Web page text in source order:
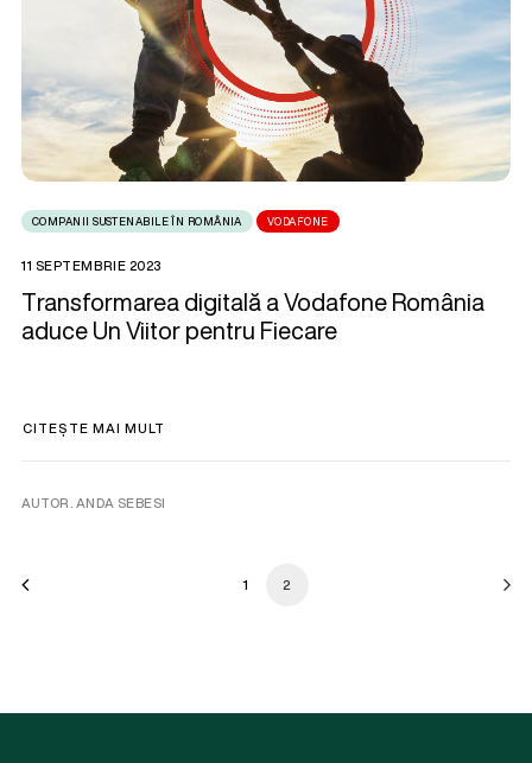
COMPANII SUSTENABILE ÎN ROMÂNIA VODAFONE
11 SEPTEMBRIE 2023
Transformarea digitală a Vodafone România
aduce Un Viitor pentru Fiecare
CITEȘTE MAI MULT
AUTOR. ANDA SEBESI
1 2